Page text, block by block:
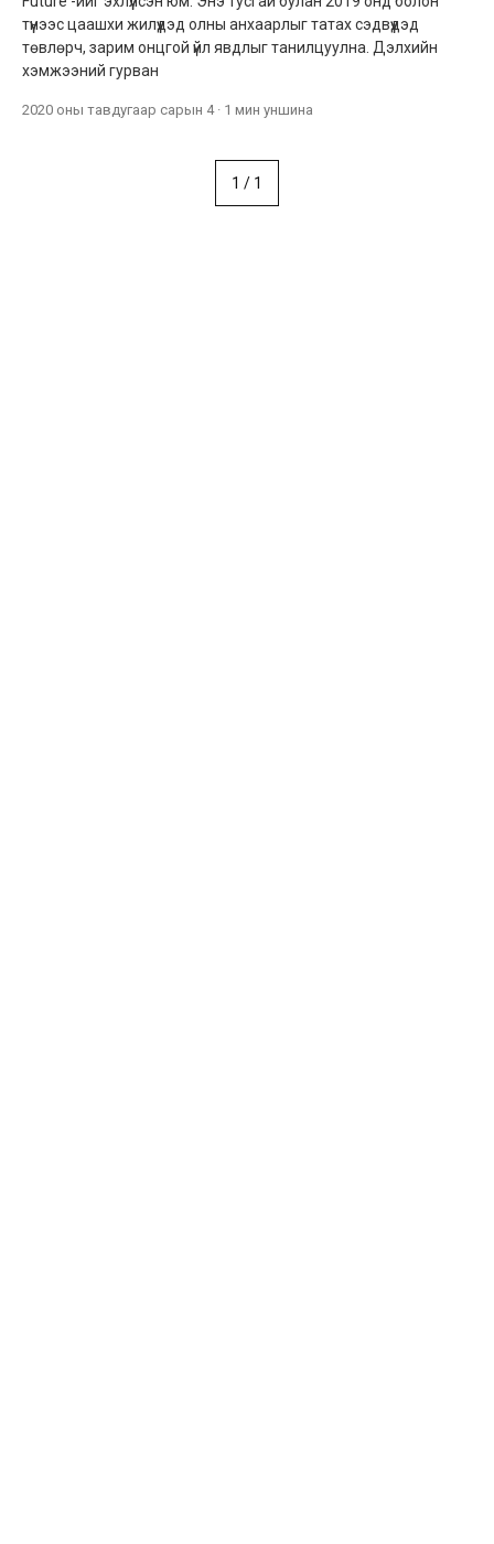
түүнээс цаашхи жилүүдэд олны анхаарлыг татах сэдвүүдэд
төвлөрч, зарим онцгой үйл явдлыг танилцуулна. Дэлхийн
хэмжээний гурван
2020 оны тавдугаар сарын 4· 1 мин уншина
1 / 1